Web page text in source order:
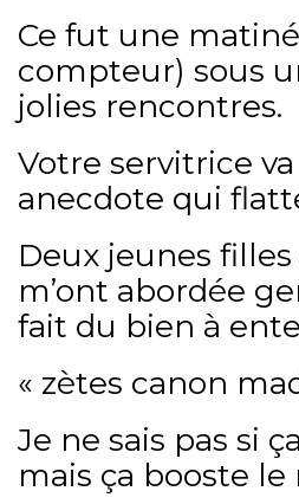
Ce fut une
compteur) sous
jolies rencontres.
Votre servitrice
anecdote qui
Deux jeunes
m’ont abordée
fait du bien à
« zètes canon
Je ne sais pas si
mais ça booste le